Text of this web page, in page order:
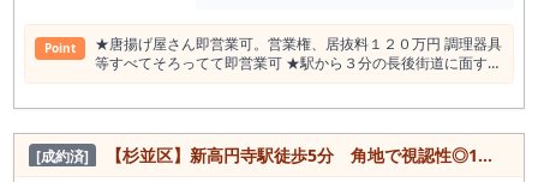
Point
★唐揚げ屋さん即営業可。営業権、居抜料１２０万円 調理器具
等すべてそろってて即営業可 ★駅から３分の⻑後街道に⾯す好
⽴地！ ★専⽤駐⾞場は無しですが、各店舗の共有の駐⾞場はあ
[成約済] 【杉並区】新高円寺駅徒歩5分 角地で視認性◎1階路面のカフェ居抜き物件！